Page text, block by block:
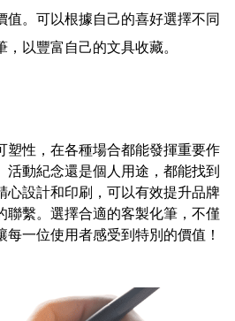
值。可以根據自己的喜好選擇不同
以豐富自己的文具收藏。
塑性，在各種場合都能發揮重要作
活動紀念還是個人用途，都能找到
心設計和印刷，可以有效提升品牌
聯繫。選擇合適的客製化筆，不僅
一位使用者感受到特別的價值！